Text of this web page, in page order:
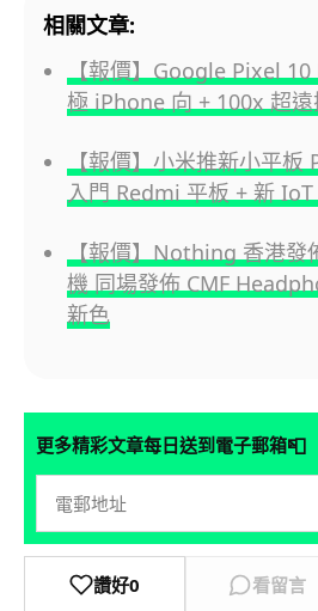
相關文章:
【報價】Google Pixel 10
極 iPhone 向 + 100x 超
【報價】小米推新小平板
入門 Redmi 平板 + 新
【報價】Nothing 香港發
機 同場發佈 CMF
新色
更多精彩文章每日送到電子郵箱📮
讚好0 看留言